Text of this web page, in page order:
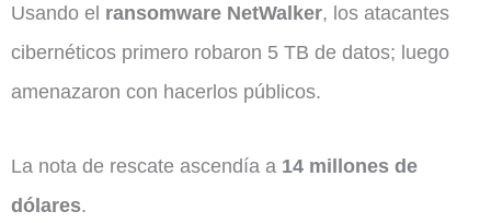
Usando el ransomware NetWalker, los atacantes
cibernéticos primero robaron 5 TB de datos; luego
amenazaron con hacerlos públicos.
La nota de rescate ascendía a 14 millones de
dólares.